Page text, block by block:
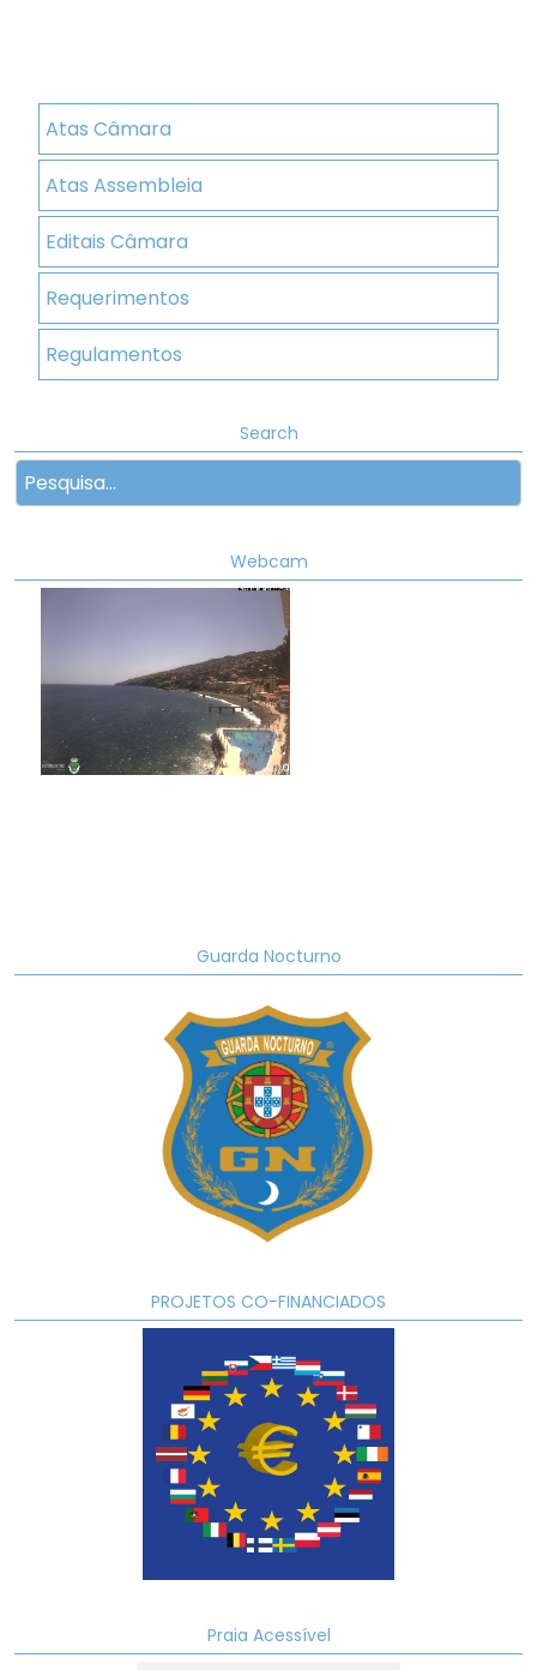
Atas Câmara
Atas Assembleia
Editais Câmara
Requerimentos
Regulamentos
Search
Webcam
Guarda Nocturno
PROJETOS CO-FINANCIADOS
Praia Acessível